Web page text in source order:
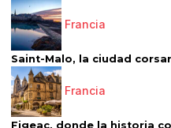
Francia
Saint-Malo, la ciudad
Francia
Figeac, donde la historia